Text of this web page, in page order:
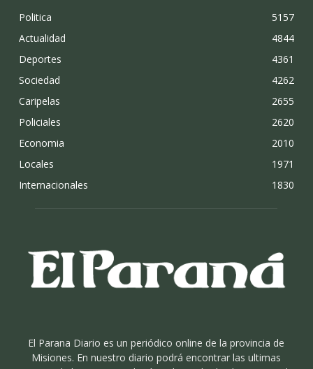
Politica
5157
Actualidad
4844
Deportes
4361
Sociedad
4262
Caripelas
2655
Policiales
2620
Economia
2010
Locales
1971
Internacionales
1830
El Parana Diario es un periódico online de la provincia de
Misiones. En nuestro diario podrá encontrar las ultimas